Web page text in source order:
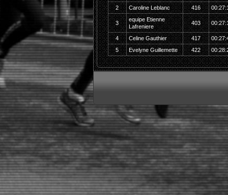
2
Caroline Leblanc 416
3
equipe Etienne
Lafreniere
403
4 Celine Gauthier 417
5
Evelyne Guillemette 422